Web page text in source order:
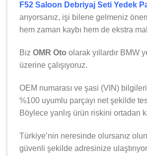
F52 Saloon Debriyaj Seti Yedek
arıyorsanız, işi bilene gelmeniz
hem zaman kaybı hem de ekstra
Biz OMR Oto olarak yıllardır BMW
üzerine çalışıyoruz.
OEM numarası ve şasi (VIN)
%100 uyumlu parçayı net şekilde
Böylece yanlış ürün riskini ortadan
Türkiye’nin neresinde olursanız
güvenli şekilde adresinize